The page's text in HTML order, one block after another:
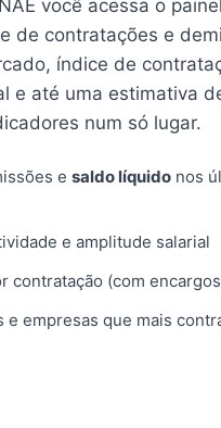
você acessa o painel
de contratações e
índice de
e até uma estimativa
num só lugar.
e saldo líquido nos
e amplitude salarial
contratação (com
e empresas que mais